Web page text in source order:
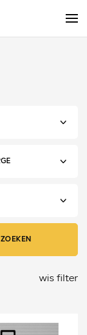
ZOEKEN
wis filter